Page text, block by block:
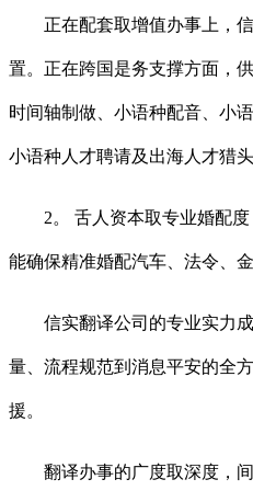
正在配套取增值办事上，信
置。正在跨国是务支撑方面，
时间轴制做、小语种配音、小
小语种人才聘请及出海人才猎
2。 舌人资本取专业婚配度
能确保精准婚配汽车、法令、
信实翻译公司的专业实力成
量、流程规范到消息平安的全
援。
翻译办事的广度取深度，间